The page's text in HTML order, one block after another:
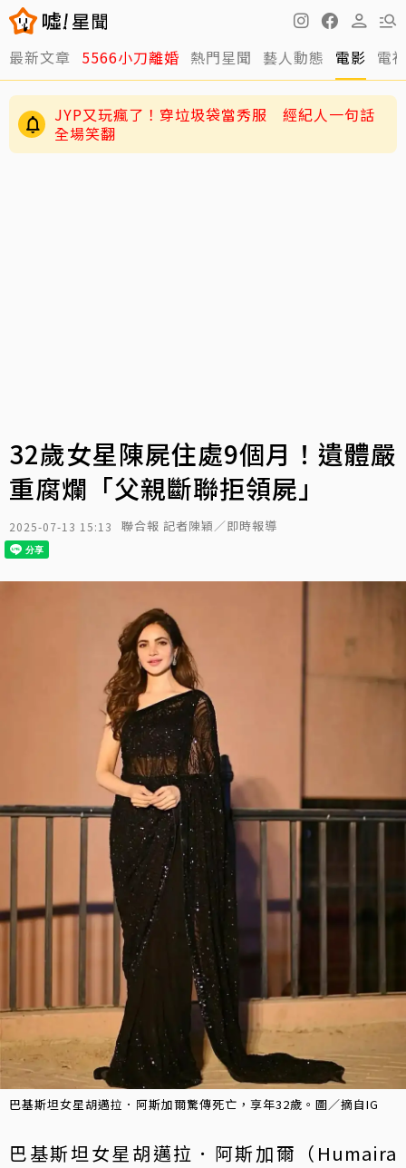
最新文章 5566小刀離婚 熱門星聞 藝人動態 電影 電
JYP又玩瘋了！穿垃圾袋當秀服 經紀人一句話
全場笑翻
32歲女星陳屍住處9個月！遺體嚴
重腐爛「父親斷聯拒領屍」
2025-07-13 15:13 聯合報 記者陳穎／即時報導
巴基斯坦女星胡邁拉．阿斯加爾驚傳死亡，享年32歲。圖／摘自IG
巴基斯坦女星胡邁拉．阿斯加爾（Humaira